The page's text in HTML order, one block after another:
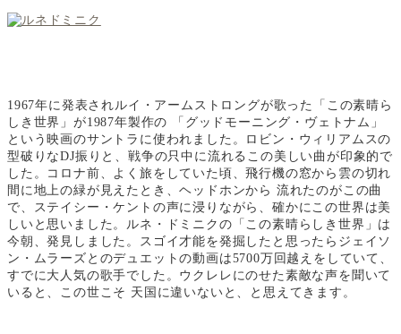
1967年に発表されルイ・アームストロングが歌った「この素晴ら
しき世界」が1987年製作の 「グッドモーニング・ヴェトナム」
という映画のサントラに使われました。ロビン・ウィリアムスの
型破りなDJ振りと、戦争の只中に流れるこの美しい曲が印象的で
した。コロナ前、よく旅をしていた頃、飛行機の窓から雲の切れ
間に地上の緑が見えたとき、ヘッドホンから 流れたのがこの曲
で、ステイシー・ケントの声に浸りながら、確かにこの世界は美
しいと思いました。ルネ・ドミニクの「この素晴らしき世界」は
今朝、発見しました。スゴイ才能を発掘したと思ったらジェイソ
ン・ムラーズとのデュエットの動画は5700万回越えをしていて、
すでに大人気の歌手でした。ウクレレにのせた素敵な声を聞いて
いると、この世こそ 天国に違いないと、と思えてきます。